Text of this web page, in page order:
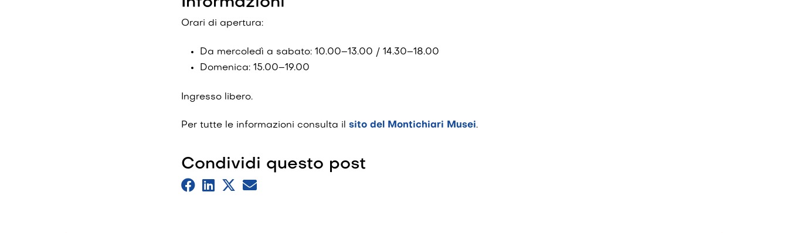
Orari di apertura:
Da mercoledì a sabato: 10.00–13.00 / 14.30–18.00
Domenica: 15.00–19.00
Ingresso libero.
Per tutte le informazioni consulta il sito del Montichiari Musei.
Condividi questo post